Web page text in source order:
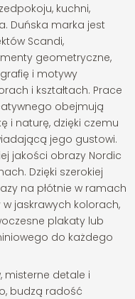
kuchni,
Duńska marka jest
Scandi,
geometryczne,
i motywy
i kształtach. Prace
obejmują
i naturę, dzięki czemu
jego gustowi.
jakości obrazy Nordic
Dzięki szerokiej
na płótnie w ramach
jaskrawych kolorach,
plakaty lub
do każdego
misterne detale i
budzą radość